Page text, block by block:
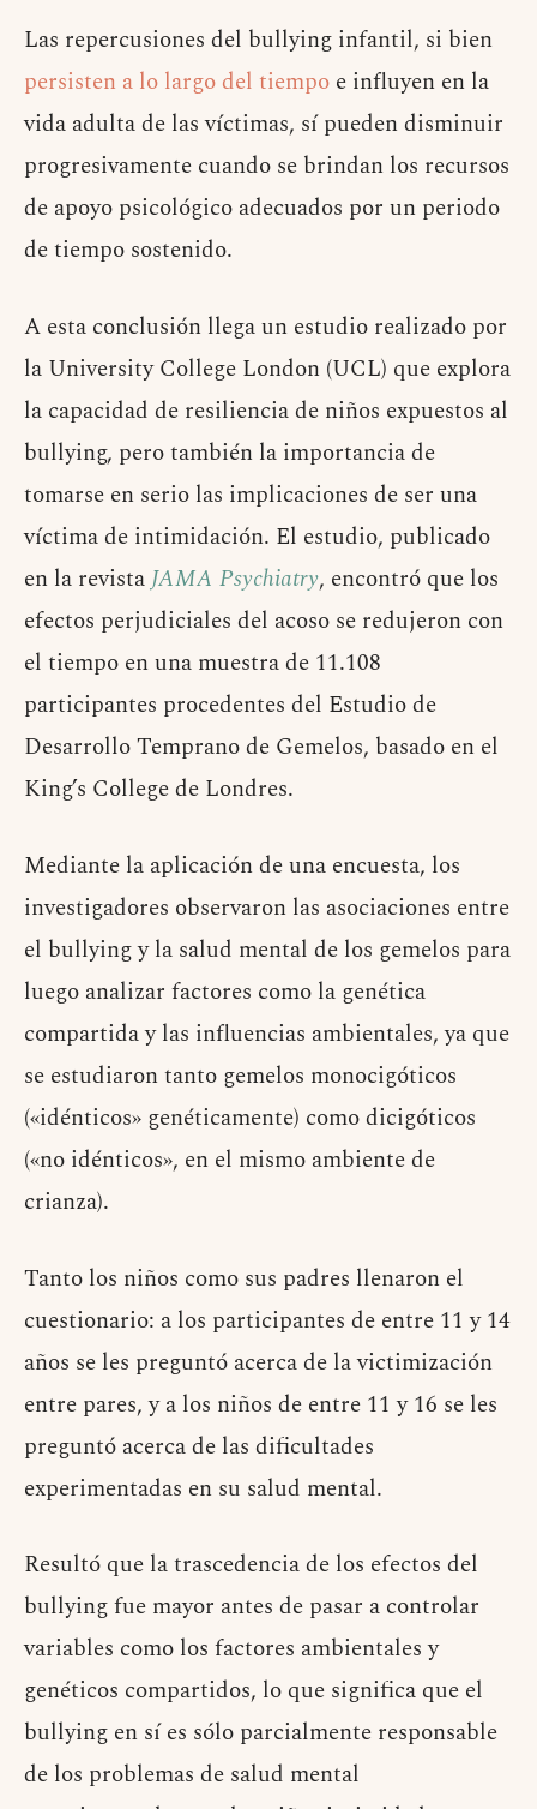
Las repercusiones del bullying infantil, si bien
persisten a lo largo del tiempo e influyen en la
vida adulta de las víctimas, sí pueden disminuir
progresivamente cuando se brindan los recursos
de apoyo psicológico adecuados por un periodo
de tiempo sostenido.
A esta conclusión llega un estudio realizado por
la University College London (UCL) que explora
la capacidad de resiliencia de niños expuestos al
bullying, pero también la importancia de
tomarse en serio las implicaciones de ser una
víctima de intimidación. El estudio, publicado
en la revistaJAMA Psychiatry, encontró que los
efectos perjudiciales del acoso se redujeron con
el tiempo en una muestra de 11.108
participantes procedentes del Estudio de
Desarrollo Temprano de Gemelos, basado en el
King’s College de Londres.
Mediante la aplicación de una encuesta, los
investigadores observaron las asociaciones entre
el bullying y la salud mental de los gemelos para
luego analizar factores como la genética
compartida y las influencias ambientales, ya que
se estudiaron tanto gemelos monocigóticos
(«idénticos» genéticamente) como dicigóticos
(«no idénticos», en el mismo ambiente de
crianza).
Tanto los niños como sus padres llenaron el
cuestionario: a los participantes de entre 11 y 14
años se les preguntó acerca de la victimización
entre pares, y a los niños de entre 11 y 16 se les
preguntó acerca de las dificultades
experimentadas en su salud mental.
Resultó que la trascedencia de los efectos del
bullying fue mayor antes de pasar a controlar
variables como los factores ambientales y
genéticos compartidos, lo que significa que el
bullying en sí es sólo parcialmente responsable
de los problemas de salud mental